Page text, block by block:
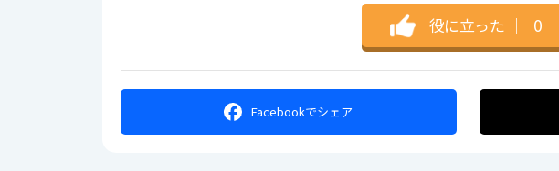
役に立った ｜ 0
Facebookでシェア